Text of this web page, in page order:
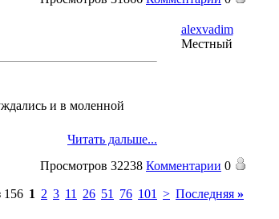
и в моленной
Читать дальше...
alexvadim
Местный
Просмотров 32238 Комментарии 0
156 1 2 3 11 26 51 76 101 > Последняя »